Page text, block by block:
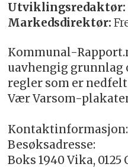
Utviklingsredaktør:
Markedsdirektør:
Kommunal-
uavhengig grunnlag
regler som er
Vær Varsom-
Kontaktinformasjon:
Besøksadresse:
Boks 1940 Vika, 0125